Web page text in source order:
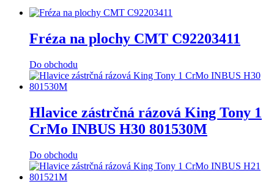
Fréza na plochy CMT C92203411
Do obchodu
Hlavice zástrčná rázová King Tony 1
CrMo INBUS H30 801530M
Do obchodu